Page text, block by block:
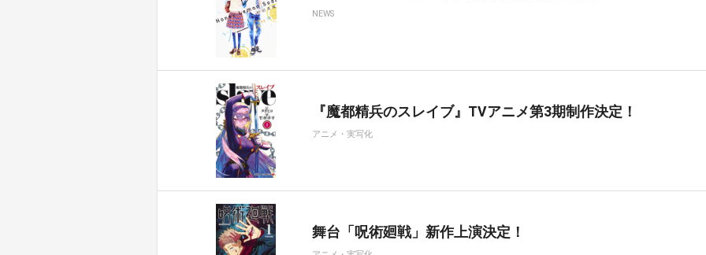
NEWS
『魔都精兵のスレイブ』TVアニメ第3期制作決定！
アニメ・実写化
舞台「呪術廻戦」新作上演決定！